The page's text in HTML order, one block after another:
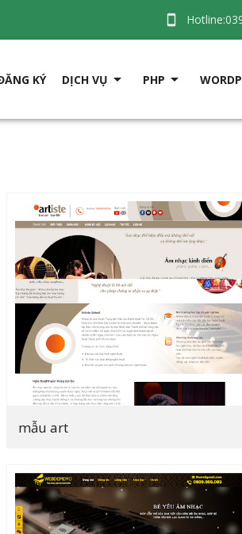

KÝ DỊCH VỤ  PHP 
mẫu art